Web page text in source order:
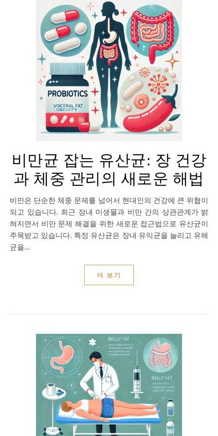
비만균 잡는 유산균: 장 건강
과 체중 관리의 새로운 해법
비만은 단순한 체중 문제를 넘어서 현대인의 건강에 큰 위협이
되고 있습니다. 최근 장내 미생물과 비만 간의 상관관계가 밝
혀지면서 비만 문제 해결을 위한 새로운 접근법으로 유산균이
주목받고 있습니다. 특정 유산균은 장내 유익균을 늘리고 유해
균을…
더 보기